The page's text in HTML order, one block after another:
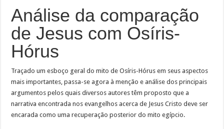
Análise da comparação
de Jesus com Osíris-
Hórus
Traçado um esboço geral do mito de Osíris-Hórus em seus aspectos
mais importantes, passa-se agora à menção e análise dos principais
argumentos pelos quais diversos autores têm proposto que a
narrativa encontrada nos evangelhos acerca de Jesus Cristo deve ser
encarada como uma recuperação posterior do mito egípcio.